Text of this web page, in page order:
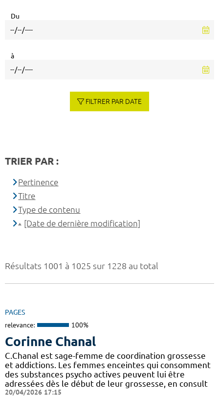
Résultats 1001 à 1025 sur 1228 au total
PAGES
relevance: 100%
Corinne Chanal
C.Chanal est sage-femme de coordination grossesse
et addictions. Les femmes enceintes qui consomment
des substances psycho actives peuvent lui être
adressées dès le début de leur grossesse, en consult
20/04/2026 17:15
Du
à
FILTRER PAR DATE
TRIER PAR :
Pertinence
Titre
Type de contenu
[Date de dernière modification]